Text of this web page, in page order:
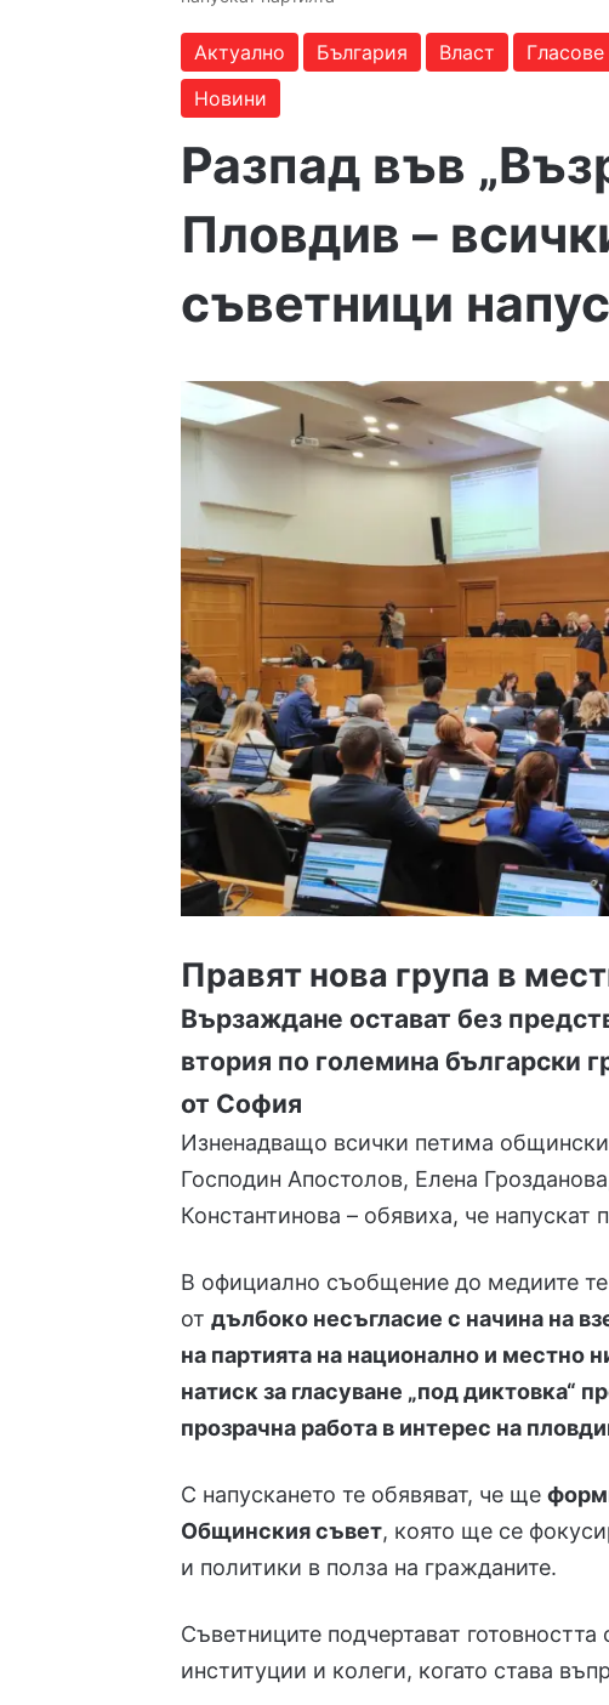
Актуално България Власт Гласове
Новини
Разпад във
Пловдив –
съветници
Правят нова група в
Вързаждане остават без
втория по големина български
от София
Изненадващо всички петима
Господин Апостолов, Елена
Константинова – обявиха, че напускат
В официално съобщение до медиите
отдълбоко несъгласие с начина на
на партията на национално и местно
натиск за гласуване „под диктовка“
прозрачна работа в интерес на
С напускането те обявяват, че ще
Общинския съвет, която ще се
и политики в полза на гражданите.
Съветниците подчертават
институции и колеги, когато става